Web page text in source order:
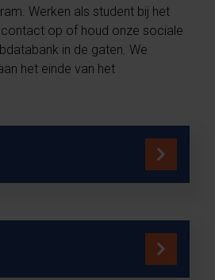
Werken als student bij het
op of houd onze sociale
in de gaten. We
het einde van het